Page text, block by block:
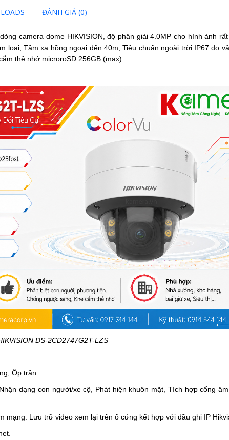
ĐÁNH GIÁ (0)
camera dome HIKVISION, độ phân giải 4.0MP cho hình ảnh
loại,Tầm xa hồng ngoại đến 40m ,Tiêu chuẩn ngoài trời IP67 do
thẻ nhớ microroSD 256GB (max).
DS-2CD2747G2T-LZS
Ốp trần.
Nhận dạng con người/xe cộ, Phát hiện khuôn mặt, Tích hợp cổng
mạng. Lưu trữ video xem lại trên ổ cứng kết hợp với đầu ghi IP